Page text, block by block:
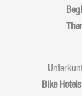
Bike Hotels